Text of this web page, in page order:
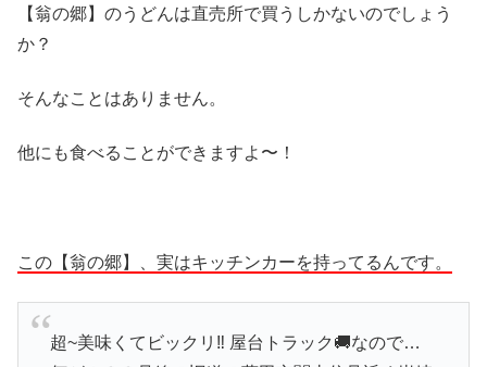
【翁の郷】のうどんは直売所で買うしかないのでしょう
か？
そんなことはありません。
他にも食べることができますよ〜！
この【翁の郷】、実はキッチンカーを持ってるんです。
超~美味くてビックリ‼️ 屋台トラック🚚なので…